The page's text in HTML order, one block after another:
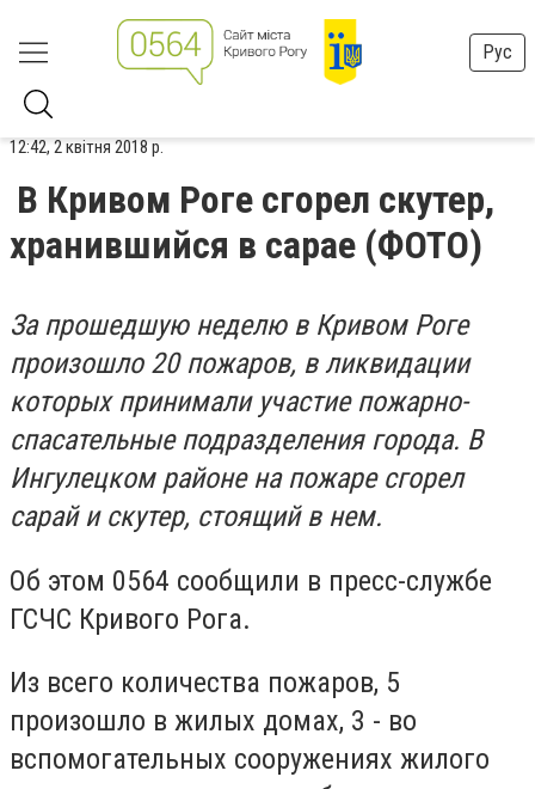
Рус
12:42, 2 квітня 2018 р.
В Кривом Роге сгорел скутер,
хранившийся в сарае (ФОТО)
За прошедшую неделю в Кривом Роге
произошло 20 пожаров, в ликвидации
которых принимали участие пожарно-
спасательные подразделения города. В
Ингулецком районе на пожаре сгорел
сарай и скутер, стоящий в нем.
Об этом 0564 сообщили в пресс-службе
ГСЧС Кривого Рога.
Из всего количества пожаров, 5
произошло в жилых домах, 3 - во
вспомогательных сооружениях жилого